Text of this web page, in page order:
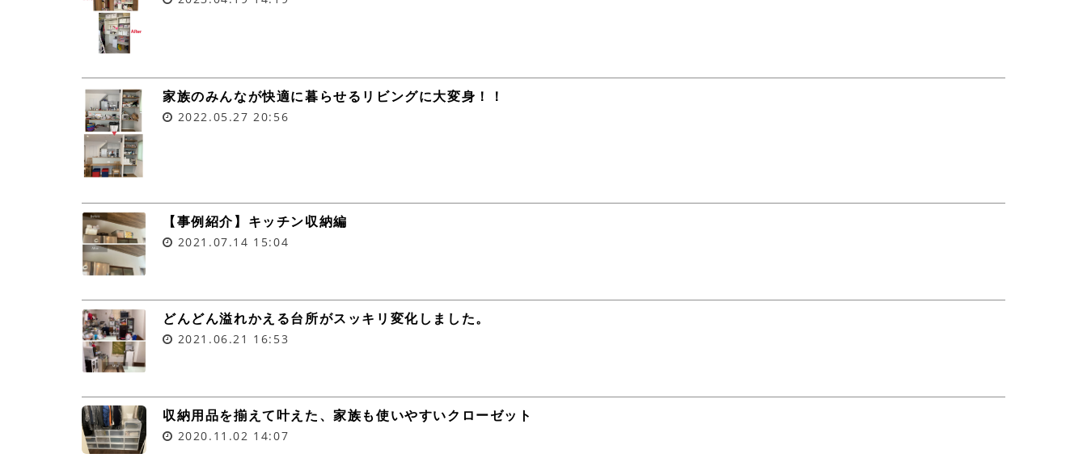
家族のみんなが快適に暮らせるリビングに大変身！！
2022.05.27 20:56
【事例紹介】キッチン収納編
2021.07.14 15:04
どんどん溢れかえる台所がスッキリ変化しました。
2021.06.21 16:53
収納用品を揃えて叶えた、家族も使いやすいクローゼット
2020.11.02 14:07